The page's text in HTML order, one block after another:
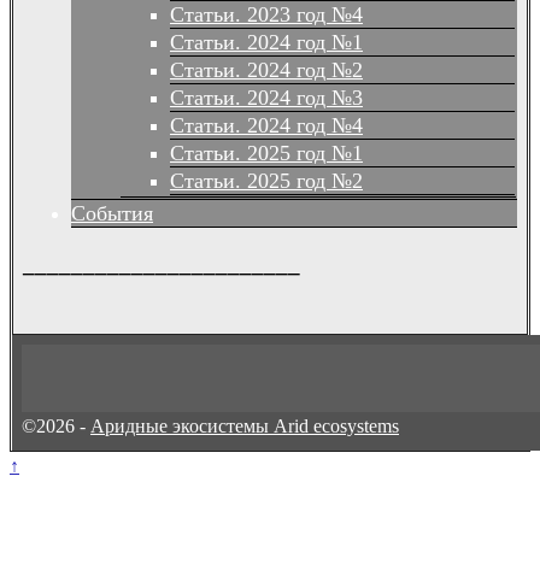
Статьи. 2023 год №4
Статьи. 2024 год №1
Статьи. 2024 год №2
Статьи. 2024 год №3
Статьи. 2024 год №4
Статьи. 2025 год №1
Статьи. 2025 год №2
События
©2026 - Аридные экосистемы Arid ecosystems
↑